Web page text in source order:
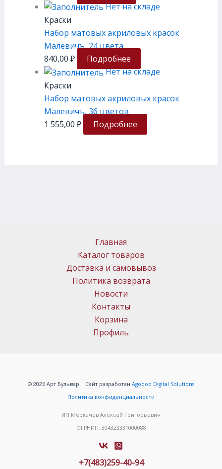
Нет на складе
Краски
Набор матовых акриловых красок
Малевичъ, 24 цвета
840,00 ₽
Подробнее
Нет на складе
Краски
Набор матовых акриловых красок
Малевичъ, 36 цветов
1 555,00 ₽ Подробнее
Главная
Каталог товаров
Доставка и самовывоз
Политика возврата
Новости
Контакты
Корзина
Профиль
© 2026 Арт Бульвар | Сайт разработан Agodoo Digital Solutions
Политика конфиденциальности
ИП Меркачёв Алексей Григорьевич
ОГРНИП: 304323331000088
+7(483)259-40-94